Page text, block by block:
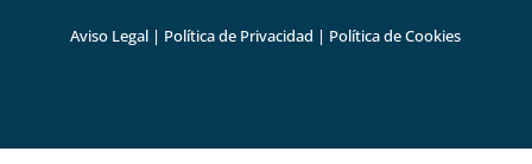
Aviso Legal | Política de Privacidad | Política de Cookies